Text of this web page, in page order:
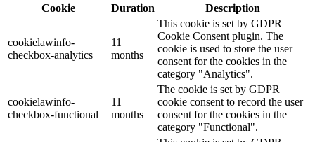
Cookie
Duration Description
cookielawinfo-
checkbox-analytics
11
months
This cookie is set by GDPR
Cookie Consent plugin. The
cookie is used to store the user
consent for the cookies in the
category "Analytics".
cookielawinfo-
checkbox-functional
11
months
The cookie is set by GDPR
cookie consent to record the user
consent for the cookies in the
category "Functional".